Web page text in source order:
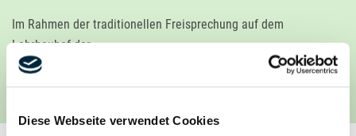
Diese Webseite verwendet Cookies
Im Rahmen der traditionellen Freisprechung auf dem
Lehrbauhof der …